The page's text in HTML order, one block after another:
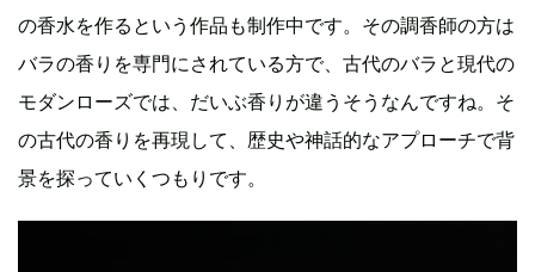
の香水を作るという作品も制作中です。その調香師の方は
バラの香りを専門にされている方で、古代のバラと現代の
モダンローズでは、だいぶ香りが違うそうなんですね。そ
の古代の香りを再現して、歴史や神話的なアプローチで背
景を探っていくつもりです。